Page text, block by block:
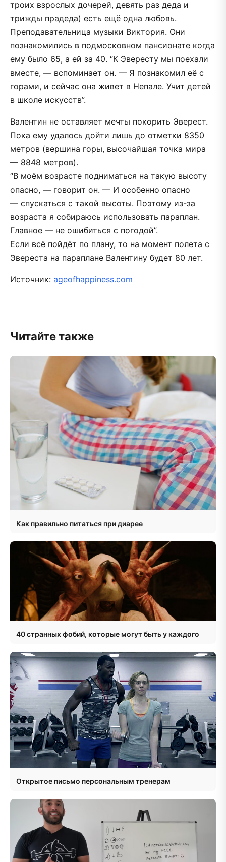
троих взрослых дочерей, девять раз деда и
трижды прадеда) есть ещё одна любовь.
Преподавательница музыки Виктория. Они
познакомились в подмосковном пансионате когда
ему было 65, а ей за 40. “К Эвересту мы поехали
вместе, — вспоминает он. — Я познакомил её с
горами, и сейчас она живет в Непале. Учит детей
в школе искусств”.
Валентин не оставляет мечты покорить Эверест.
Пока ему удалось дойти лишь до отметки 8350
метров (вершина горы, высочайшая точка мира
— 8848 метров).
“В моём возрасте подниматься на такую высоту
опасно, — говорит он. — И особенно опасно
— спускаться с такой высоты. Поэтому из-за
возраста я собираюсь использовать параплан.
Главное — не ошибиться с погодой”.
Если всё пойдёт по плану, то на момент полета с
Эвереста на параплане Валентину будет 80 лет.
Источник: ageofhappiness.com
Читайте также
Как правильно питаться при диарее
40 странных фобий, которые могут быть у каждого
Открытое письмо персональным тренерам